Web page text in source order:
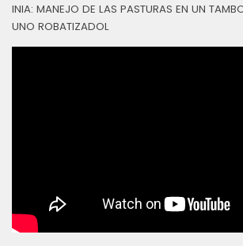
INIA: MANEJO DE LAS PASTURAS EN UN
UNO ROBATIZADOL